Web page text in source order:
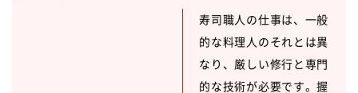
寿司職人の仕事は、一般
的な料理人のそれとは異
なり、厳しい修行と専門
的な技術が必要です。握